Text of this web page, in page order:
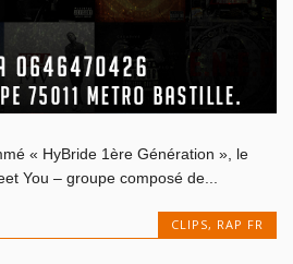
« HyBride 1ère Génération », le
You – groupe composé de...
CLIPS, RAP FR